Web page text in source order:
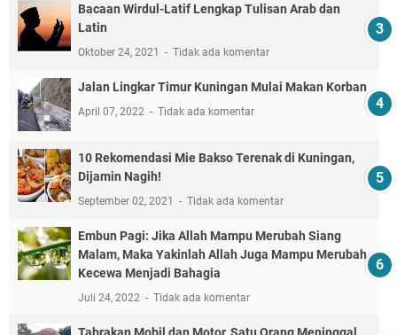
Bacaan Wirdul-Latif Lengkap Tulisan Arab dan
Latin
Oktober 24, 2021 Tidak ada komentar
Jalan Lingkar Timur Kuningan Mulai Makan Korban
April 07, 2022 Tidak ada komentar
10 Rekomendasi Mie Bakso Terenak di Kuningan,
Dijamin Nagih!
September 02, 2021 Tidak ada komentar
Embun Pagi: Jika Allah Mampu Merubah Siang
Malam, Maka Yakinlah Allah Juga Mampu Merubah
Kecewa Menjadi Bahagia
Juli 24, 2022 Tidak ada komentar
Tabrakan Mobil dan Motor, Satu Orang Meninggal